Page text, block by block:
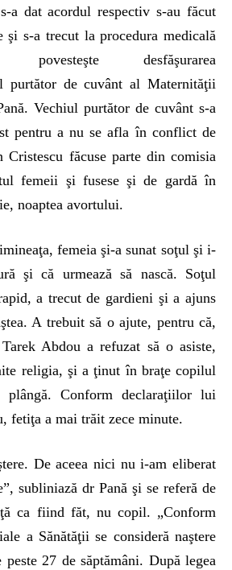
a dat acordul respectiv s-au făcut
şi s-a trecut la procedura medicală
povesteşte desfăşurarea
purtător de cuvânt al Maternităţii
Vechiul purtător de cuvânt s-a
pentru a nu se afla în conflict de
Cristescu făcuse parte din comisia
femeii şi fusese şi de gardă în
noaptea avortului.
femeia şi-a sunat soţul şi i-
şi că urmează să nască. Soţul
a trecut de gardieni şi a ajuns
A trebuit să o ajute, pentru că,
Abdou a refuzat să o asiste,
religia, şi a ţinut în braţe copilul
plângă. Conform declaraţiilor lui
fetiţa a mai trăit zece minute.
De aceea nici nu i-am eliberat
subliniază dr Pană şi se referă de
ca fiind făt, nu copil. „Conform
a Sănătăţii se consideră naştere
27 de săptămâni. După legea